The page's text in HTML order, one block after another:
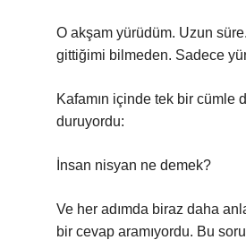
O akşam yürüdüm. Uzun
gittiğimi bilmeden. Sadece
Kafamın içinde tek bir cümle
duruyordu:
İnsan nisyan ne demek?
Ve her adımda biraz daha
bir cevap aramıyordu. Bu